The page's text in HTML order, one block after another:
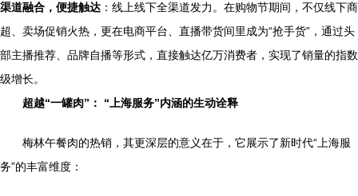
渠道融合，便捷触达 ：线上线下全渠道发力。在购物节期间，不仅线下商
超、卖场促销火热，更在电商平台、直播带货间里成为“抢手货”，通过头
部主播推荐、品牌自播等形式，直接触达亿万消费者，实现了销量的指数
级增长。
超越“一罐肉”： “上海服务”内涵的生动诠释
梅林午餐肉的热销，其更深层的意义在于，它展示了新时代“上海服
务”的丰富维度：